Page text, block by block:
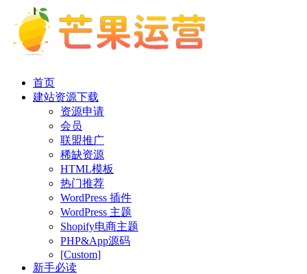
首页
建站资源下载
资源申请
会员
联盟推广
稀缺资源
HTML模板
热门推荐
WordPress 插件
WordPress 主题
Shopify电商主题
PHP&App源码
[Custom]
新手必读